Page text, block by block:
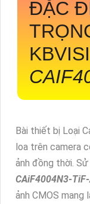
ĐẶC
Bài thiết bị Loại
loa trên camera
ảnh đồng thời.
CAiF4004N3-
ảnh CMOS mang